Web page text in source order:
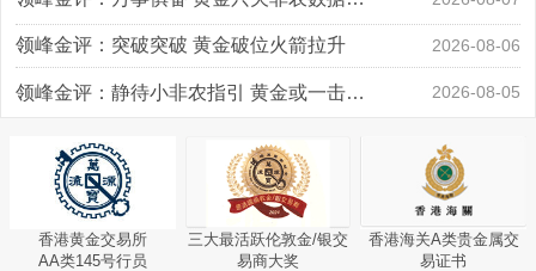
领峰金评：突破突破 黄金破位火箭拉升 2026-08-06
领峰金评：静待小非农指引 黄金或一击破局 2026-08-05
香港黄金交易所
AA类145号行员
三大最活跃伦敦金/银交
易商大奖
香港海关A类贵金属交
易证书